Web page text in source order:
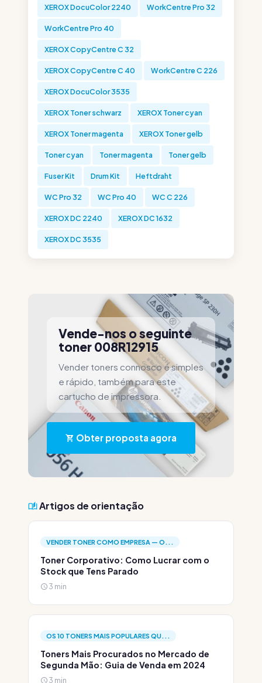
XEROX DocuColor 2240 WorkCentre Pro 32
WorkCentre Pro 40
XEROX CopyCentre C 32
XEROX CopyCentre C 40 WorkCentre C 226
XEROX DocuColor 3535
XEROX Toner schwarz XEROX Toner cyan
XEROX Toner magenta XEROX Toner gelb
Toner cyan Toner magenta Toner gelb
Fuser Kit Drum Kit Heftdraht
WC Pro 32 WC Pro 40 WC C 226
XEROX DC 2240 XEROX DC 1632
XEROX DC 3535
Vende-nos o seguinte
toner 008R12915
Vender toners connosco é simples
e rápido, também para este
cartucho de impressora.
Obter proposta agora
Artigos de orientação
VENDER TONER COMO EMPRESA — O...
Toner Corporativo: Como Lucrar com o
Stock que Tens Parado
3 min
OS 10 TONERS MAIS POPULARES QU...
Toners Mais Procurados no Mercado de
Segunda Mão: Guia de Venda em 2024
3 min